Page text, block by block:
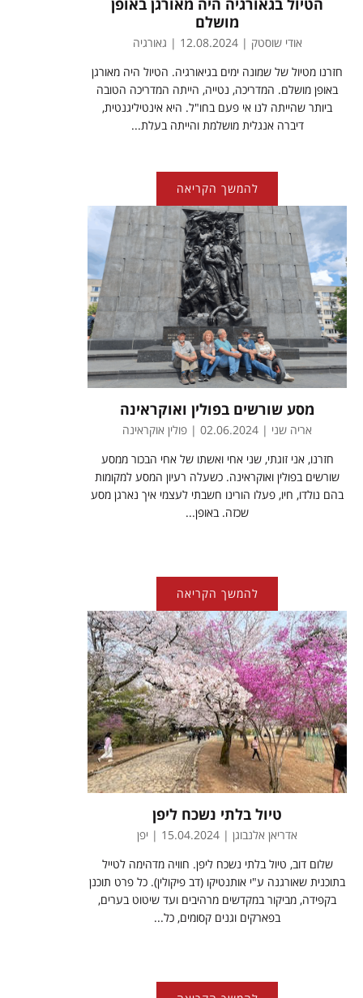
הטיול בגאורגיה היה מאורגן באופן
מושלם
אודי שוסטק | 12.08.2024 | גאורגיה
חזרנו מטיול של שמונה ימים בגיאורגיה. הטיול היה מאורגן
באופן מושלם. המדריכה, נטייה, הייתה המדריכה הטובה
ביותר שהייתה לנו אי פעם בחו"ל. היא אינטיליגנטית,
דיברה אנגלית מושלמת והייתה בעלת...
להמשך הקריאה
מסע שורשים בפולין ואוקראינה
אריה שני | 02.06.2024 | פולין אוקראינה
חזרנו, אני זוגתי, שני אחי ואשתו של אחי הבכור ממסע
שורשים בפולין ואוקראינה. כשעלה רעיון המסע למקומות
בהם נולדו, חיו, פעלו הורינו חשבתי לעצמי איך נארגן מסע
שכזה. באופן...
להמשך הקריאה
טיול בלתי נשכח ליפן
אדריאן אלנבוגן | 15.04.2024 | יפן
שלום דוב, טיול בלתי נשכח ליפן. חוויה מדהימה לטייל
בתוכנית שאורגנה ע"י אותנטיקו (דב פיקולין). כל פרט תוכנן
בקפידה, מביקור במקדשים מרהיבים ועד שיטוט בערים,
בפארקים וגנים קסומים, כל...